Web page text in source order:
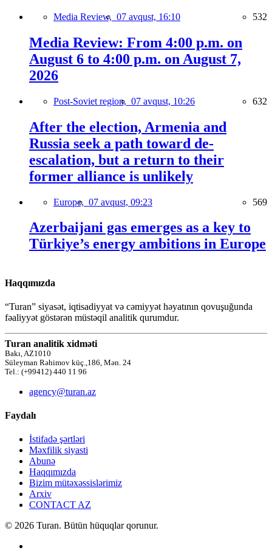
Media Review, 07 avqust, 16:10 532
Media Review: From 4:00 p.m. on
August 6 to 4:00 p.m. on August 7,
2026
Post-Soviet region, 07 avqust, 10:26 632
After the election, Armenia and
Russia seek a path toward de-
escalation, but a return to their
former alliance is unlikely
Europe, 07 avqust, 09:23 569
Azerbaijani gas emerges as a key to
Türkiye’s energy ambitions in Europe
Haqqımızda
“Turan” siyasət, iqtisadiyyat və cəmiyyət həyatının qovuşuğunda
fəaliyyət göstərən müstəqil analitik qurumdur.
Turan analitik xidməti
Bakı, AZ1010
Süleyman Rəhimov küç.,186, Mən. 24
Tel.: (+99412) 440 11 96
agency@turan.az
Faydalı
İstifadə şərtləri
Məxfilik siyasti
Abunə
Haqqımızda
Bizim mütəxəssislərimiz
Arxiv
CONTACT AZ
© 2026 Turan. Bütün hüquqlar qorunur.